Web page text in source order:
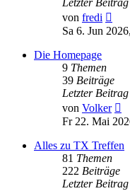
Letzter Beitrag
von fredi
Sa 6. Jun
Die Homepage
9 Themen
39 Beiträge
Letzter Beitrag
von Volker
Fr 22. Mai
Alles zu TX Treffen
81 Themen
222 Beiträge
Letzter Beitrag